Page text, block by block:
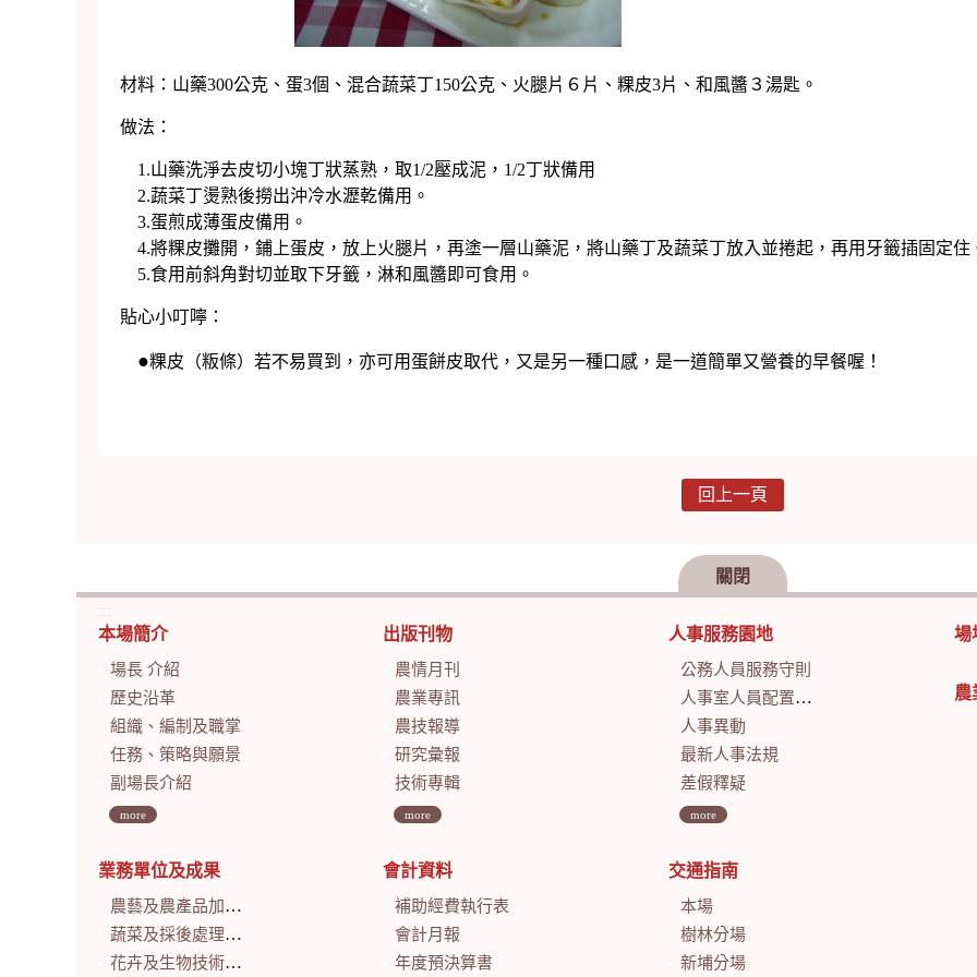
材料：山藥300公克、蛋3個、混合蔬菜丁150公克、火腿片６片、粿皮3片、和風醬３湯匙。
做法：
1.山藥洗淨去皮切小塊丁狀蒸熟，取1/2壓成泥，1/2丁狀備用
2.蔬菜丁燙熟後撈出沖冷水瀝乾備用。
3.蛋煎成薄蛋皮備用。
4.將粿皮攤開，鋪上蛋皮，放上火腿片，再塗一層山藥泥，將山藥丁及蔬菜丁放入並捲起，再用牙籤插固定住
5.食用前斜角對切並取下牙籤，淋和風醬即可食用。
貼心小叮嚀：
●粿皮（粄條）若不易買到，亦可用蛋餅皮取代，又是另一種口感，是一道簡單又營養的早餐喔！
回上一頁
關閉
:::
本場簡介
場長 介紹
歷史沿革
組織、編制及職掌
任務、策略與願景
副場長介紹
more
業務單位及成果
農藝及農產品加工研究室
蔬菜及採後處理研究室
花卉及生物技術研究室
出版刊物
農情月刊
農業專訊
農技報導
研究彙報
技術專輯
more
會計資料
補助經費執行表
會計月報
年度預決算書
人事服務園地
公務人員服務守則
人事室人員配置及業務職掌
人事異動
最新人事法規
差假釋疑
more
交通指南
本場
樹林分場
新埔分場
場
農